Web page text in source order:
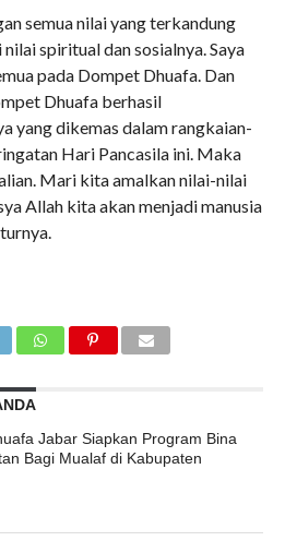
semua nilai yang terkandung
spiritual dan sosialnya. Saya
pada Dompet Dhuafa. Dan
Dhuafa berhasil
yang dikemas dalam rangkaian-
Hari Pancasila ini. Maka
Mari kita amalkan nilai-nilai
Allah kita akan menjadi manusia
Jabar Siapkan Program Bina
Bagi Mualaf di Kabupaten